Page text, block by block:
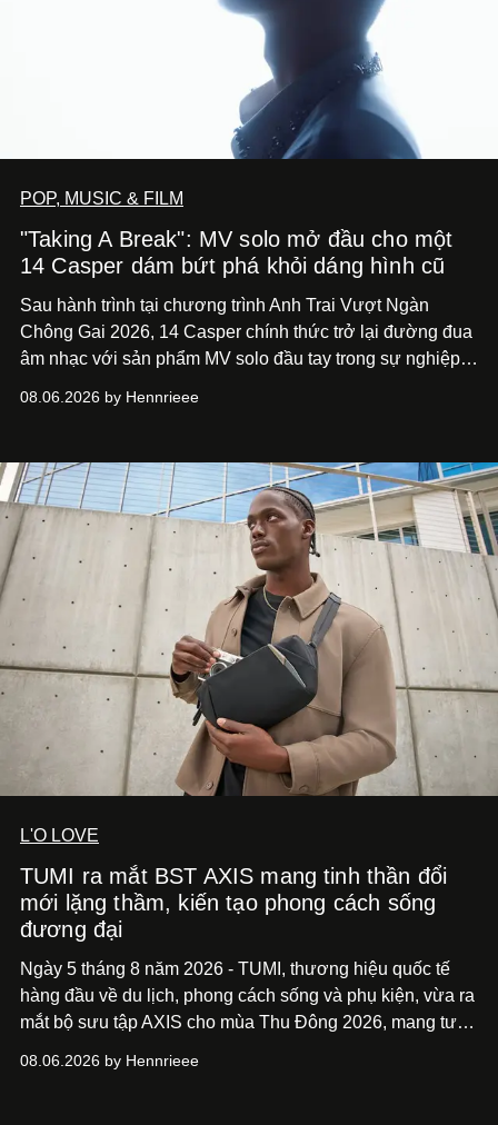
POP, MUSIC & FILM
"Taking A Break": MV solo mở đầu cho một
14 Casper dám bứt phá khỏi dáng hình cũ
Sau hành trình tại chương trình Anh Trai Vượt Ngàn
Chông Gai 2026, 14 Casper chính thức trở lại đường đua
âm nhạc với sản phẩm MV solo đầu tay trong sự nghiệp -
bước chuyển mình của 14 Casper sau chương trình, mà
của nam nghệ sĩ khi lần đầu tiên anh trình làng một MV
solo được đầu tư toàn diện từ sáng tác, sản xuất, trình
diễn đến hình ảnh.
08.06.2026 by Hennrieee
L'O LOVE
TUMI ra mắt BST AXIS mang tinh thần đổi
mới lặng thầm, kiến tạo phong cách sống
đương đại
Ngày 5 tháng 8 năm 2026 - TUMI, thương hiệu quốc tế
hàng đầu về du lịch, phong cách sống và phụ kiện, vừa ra
mắt bộ sưu tập AXIS cho mùa Thu Đông 2026, mang tư
và phong cách sống hiện đại bằng thiết kế sắc nét, chuẩn
08.06.2026 by Hennrieee